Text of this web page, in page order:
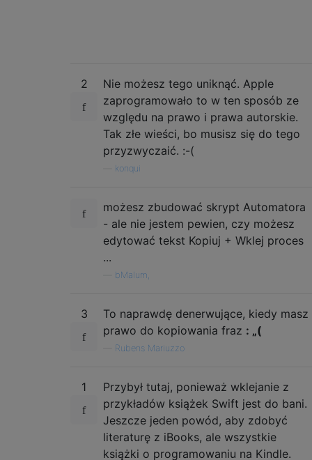
2
Nie możesz tego uniknąć. Apple
zaprogramowało to w ten sposób ze
względu na prawo i prawa autorskie.
Tak złe wieści, bo musisz się do tego
przyzwyczaić. :-(
konqui
możesz zbudować skrypt Automatora
- ale nie jestem pewien, czy możesz
edytować tekst Kopiuj + Wklej proces
...
bMalum,
3
To naprawdę denerwujące, kiedy masz
prawo do kopiowania fraz : „(
Rubens Mariuzzo
1
Przybył tutaj, ponieważ wklejanie z
przykładów książek Swift jest do bani.
Jeszcze jeden powód, aby zdobyć
literaturę z iBooks, ale wszystkie
książki o programowaniu na Kindle.